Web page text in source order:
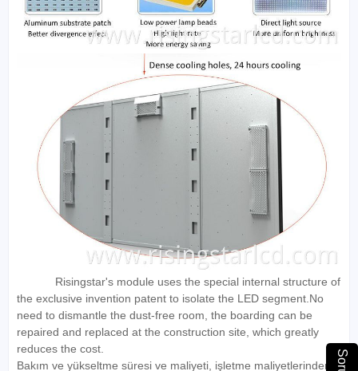
Risingstar's module uses the special internal structure of
the exclusive invention patent to isolate the LED segment.No
need to dismantle the dust-free room, the boarding can be
repaired and replaced at the construction site, which greatly
reduces the cost.
Bakım ve yükseltme süresi ve maliyeti, işletme maliyetlerinden